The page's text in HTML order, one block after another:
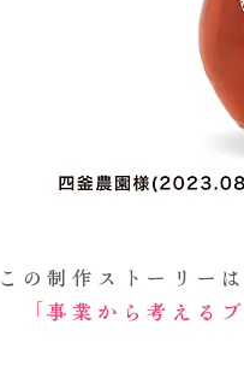
この制作ストーリー
「事業から考える